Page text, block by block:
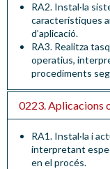
RA2. Instal·la
característiques
d’aplicació.
RA3. Realitza
operatius,
procediments
0223. Aplicacions
RA1. Instal·la i
interpretant
en el procés.